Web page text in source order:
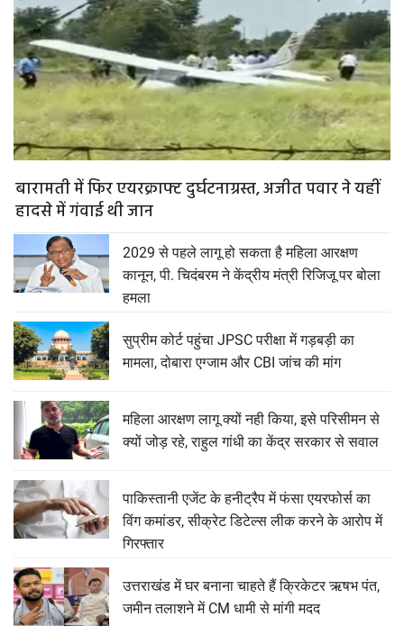
बारामती में फिर एयरक्राफ्ट दुर्घटनाग्रस्त, अजीत पवार ने यहीं
हादसे में गंवाई थी जान
2029 से पहले लागू हो सकता है महिला आरक्षण
कानून, पी. चिदंबरम ने केंद्रीय मंत्री रिजिजू पर बोला
हमला
सुप्रीम कोर्ट पहुंचा JPSC परीक्षा में गड़बड़ी का
मामला, दोबारा एग्जाम और CBI जांच की मांग
महिला आरक्षण लागू क्यों नही किया, इसे परिसीमन से
क्यों जोड़ रहे, राहुल गांधी का केंद्र सरकार से सवाल
पाकिस्तानी एजेंट के हनीट्रैप में फंसा एयरफोर्स का
विंग कमांडर, सीक्रेट डिटेल्स लीक करने के आरोप में
गिरफ्तार
उत्तराखंड में घर बनाना चाहते हैं क्रिकेटर ऋषभ पंत,
जमीन तलाशने में CM धामी से मांगी मदद